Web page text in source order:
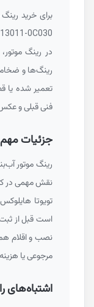
برای خرید رینگ موتور
13011-0C030
در رینگ موتور، کد
رینگ‌ها و ضخامت
تعمیر شده یا
فنی قبلی و عکس
جزئیات مهم
رینگ موتور
نقش مهمی در
تویوتا هایلوکس ۲۰۱۵ با شماره فنی
است قبل از ثبت
نصب و اقلام همراه
مرجوعی یا هزینه
اشتباه‌های